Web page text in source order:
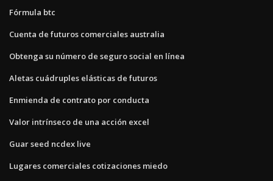
Fórmula btc
Cuenta de futuros comerciales australia
Obtenga su número de seguro social en línea
Aletas cuádruples elásticas de futuros
Enmienda de contrato por conducta
Valor intrínseco de una acción excel
Guar seed ncdex live
Lugares comerciales cotizaciones miedo